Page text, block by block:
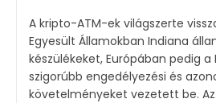
A kripto-ATM-ek világszerte
Egyesült Államokban Indiana
készülékeket, Európában pedig a
szigorúbb engedélyezési és
követelményeket